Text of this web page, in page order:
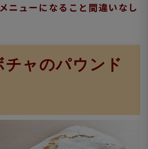
ニューになること間違いなし
チャのパウンド